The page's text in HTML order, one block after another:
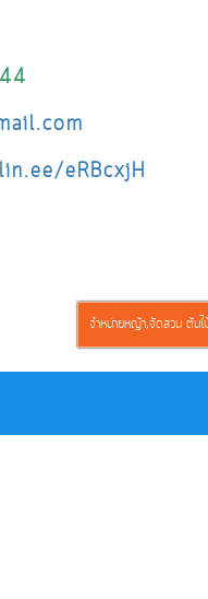
eRBcxjH
จำหน่ายหญ้า,จัดสวน ต้น